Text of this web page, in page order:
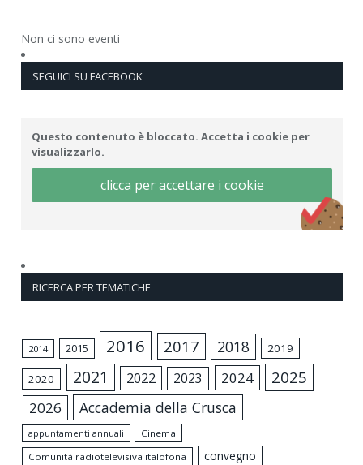
Non ci sono eventi
SEGUICI SU FACEBOOK
Questo contenuto è bloccato. Accetta i cookie per
visualizzarlo.
clicca per accettare i cookie
RICERCA PER TEMATICHE
2014 2015 2016 2017 2018 2019
2020 2021 2022 2023 2024 2025
2026 Accademia della Crusca
appuntamenti annuali
Cinema
Comunità radiotelevisiva italofona
convegno